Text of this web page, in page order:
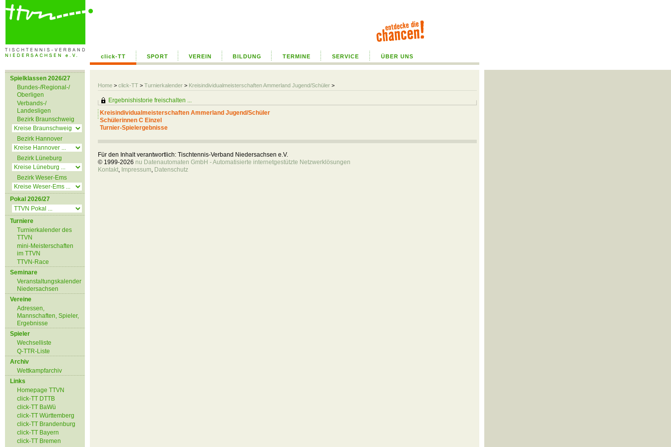
click-TT SPORT VEREIN BILDUNG TERMINE SERVICE ÜBER UNS
Home > click-TT > Turnierkalender > Kreisindividualmeisterschaften Ammerland Jugend/Schüler >
Spielklassen 2026/27
Bundes-/Regional-/
Oberligen
Verbands-/
Landesligen
Bezirk Braunschweig
Bezirk Hannover
Bezirk Lüneburg
Bezirk Weser-Ems
Pokal 2026/27
Turniere
Turnierkalender des
TTVN
mini-Meisterschaften
im TTVN
TTVN-Race
Seminare
Veranstaltungskalender
Niedersachsen
Vereine
Adressen,
Mannschaften, Spieler,
Ergebnisse
Spieler
Wechselliste
Q-TTR-Liste
Archiv
Wettkampfarchiv
Links
Homepage TTVN
click-TT DTTB
click-TT BaWü
click-TT Württemberg
click-TT Brandenburg
click-TT Bayern
click-TT Bremen
Ergebnishistorie freischalten ...
Kreisindividualmeisterschaften Ammerland Jugend/Schüler
Schülerinnen C Einzel
Turnier-Spielergebnisse
Für den Inhalt verantwortlich: Tischtennis-Verband Niedersachsen e.V.
© 1999-2026 nu Datenautomaten GmbH - Automatisierte internetgestützte Netzwerklösungen
Kontakt, Impressum, Datenschutz